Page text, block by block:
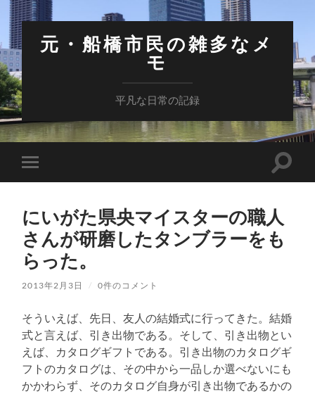
元・船橋市民の雑多なメ
モ
平凡な日常の記録
モ
バ
メ
ニ
ュ
ー
を
切
り
る
検
ル
を
にいがた県央マイスターの職人
さんが研磨したタンブラーをも
らった。
2013年2月3日 / 0件のコメント
そういえば、先日、友人の結婚式に行ってきた。結婚
式と言えば、引き出物である。そして、引き出物とい
えば、カタログギフトである。引き出物のカタログギ
フトのカタログは、その中から一品しか選べないにも
かかわらず、そのカタログ自身が引き出物であるかの